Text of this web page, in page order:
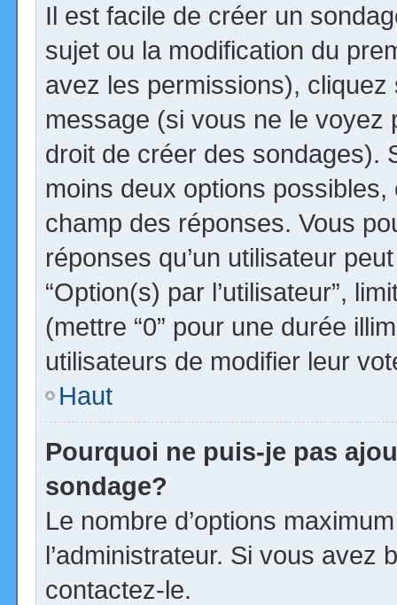
Il est facile de créer un
sujet ou la modification du
avez les permissions), cliquez
message (si vous ne le voyez
droit de créer des sondages).
moins deux options
champ des réponses. Vous
réponses qu’un utilisateur
“Option(s) par l’utilisateur”,
(mettre “0” pour une durée
utilisateurs de modifier leur
Haut
Pourquoi ne puis-je pas
sondage?
Le nombre d’options
l’administrateur. Si vous avez
contactez-le.